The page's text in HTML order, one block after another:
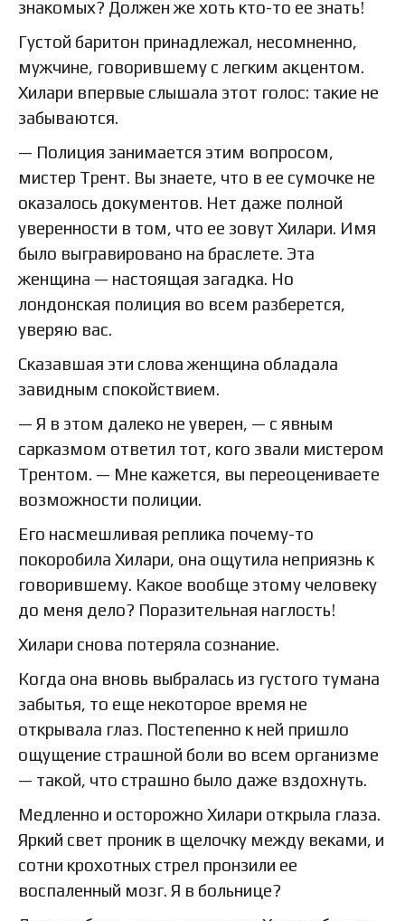
знакомых? Должен же хоть кто-то ее знать!
Густой баритон принадлежал, несомненно,
мужчине, говорившему с легким акцентом.
Хилари впервые слышала этот голос: такие не
забываются.
— Полиция занимается этим вопросом,
мистер Трент. Вы знаете, что в ее сумочке не
оказалось документов. Нет даже полной
уверенности в том, что ее зовут Хилари. Имя
было выгравировано на браслете. Эта
женщина — настоящая загадка. Но
лондонская полиция во всем разберется,
уверяю вас.
Сказавшая эти слова женщина обладала
завидным спокойствием.
— Я в этом далеко не уверен, — с явным
сарказмом ответил тот, кого звали мистером
Трентом. — Мне кажется, вы переоцениваете
возможности полиции.
Его насмешливая реплика почему-то
покоробила Хилари, она ощутила неприязнь к
говорившему. Какое вообще этому человеку
до меня дело? Поразительная наглость!
Хилари снова потеряла сознание.
Когда она вновь выбралась из густого тумана
забытья, то еще некоторое время не
открывала глаз. Постепенно к ней пришло
ощущение страшной боли во всем организме
— такой, что страшно было даже вздохнуть.
Медленно и осторожно Хилари открыла глаза.
Яркий свет проник в щелочку между веками, и
сотни крохотных стрел пронзили ее
воспаленный мозг. Я в больнице?